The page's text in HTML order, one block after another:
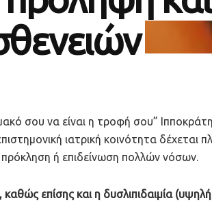
σου να είναι η τροφή σου”
ιατρική κοινότητα δέχεται
πρόκληση ή επιδείνωση πολλών νόσων.
καθώς επίσης και η δυσλιπιδαιμία (υψηλή